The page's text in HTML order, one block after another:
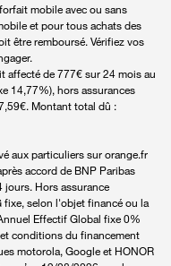
mobile avec ou sans
et pour tous achats des
être remboursé. Vérifiez vos
affecté de 777€ sur 24 mois au
14,77%), hors assurances
Montant total dû :
aux particuliers sur orange.fr
accord de BNP Paribas
jours. Hors assurance
selon l'objet financé ou la
Effectif Global fixe 0%
conditions du financement
motorola, Google et HONOR